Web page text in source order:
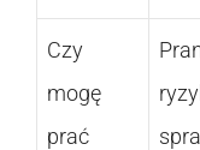
Czy
mogę
prać